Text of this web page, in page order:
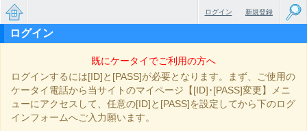
無料で
っと大
新規登録
ログイン
ログイン
既にケータイでご利用の方へ
ログインするには[ID]と[PASS]が必要となります。まず、ご使用の
ケータイ電話から当サイトのマイページ【[ID]･[PASS]変更】メニ
ューにアクセスして、任意の[ID]と[PASS]を設定してから下のログ
インフォームへご入力願います。